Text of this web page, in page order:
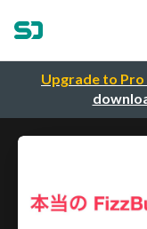
Upgrade to Pro